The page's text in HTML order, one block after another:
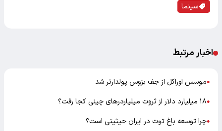
سینما
اخبار مرتبط
●موسس اوراکل از جف بزوس پولدارتر شد
●۱۸ میلیارد دلار از ثروت میلیاردرهای چینی کجا رفت؟
●چرا توسعه باغ توت در ایران حیثیتی است؟